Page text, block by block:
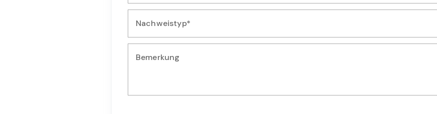
Wählen Sie die Einheit für die Mengenangabe aus
Nachweistyp*
Wählen Sie die Art des Nachweises für diese Beobachtung aus
Bemerkung